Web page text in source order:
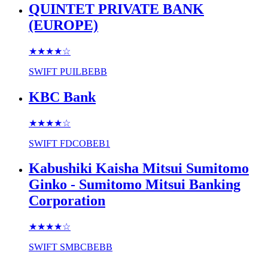
QUINTET PRIVATE BANK
(EUROPE)
★★★★☆
SWIFT PUILBEBB
KBC Bank
★★★★☆
SWIFT FDCOBEB1
Kabushiki Kaisha Mitsui Sumitomo
Ginko - Sumitomo Mitsui Banking
Corporation
★★★★☆
SWIFT SMBCBEBB